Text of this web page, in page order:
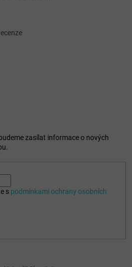
zasílat informace o nových
s podmínkami ochrany osobních